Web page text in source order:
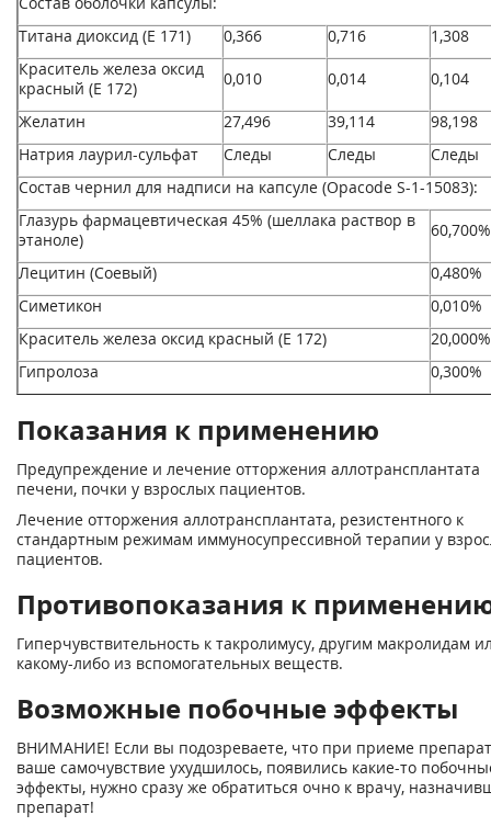
Титана диоксид (Е 171)
0,366 0,716
1,308
Краситель железа оксид
красный (Е 172)
0,010 0,014 0,104
Желатин 27,496 39,114
98,198
Натрия лаурил-сульфат
Следы Следы
Следы
Состав чернил для надписи на капсуле (Opacode S-1-15083):
Глазурь фармацевтическая 45% (шеллака раствор в
этаноле)
60,700%
Лецитин (Соевый)
0,480%
Симетикон
0,010%
Краситель железа оксид красный (Е 172)
20,000%
Гипролоза
0,300%
Показания к применению
Предупреждение и лечение отторжения аллотрансплантата
печени, почки у взрослых пациентов.
Лечение отторжения аллотрансплантата, резистентного к
стандартным режимам иммуносупрессивной терапии у
пациентов.
Противопоказания к
Гиперчувствительность к такролимусу, другим макролидам
какому-либо из вспомогательных веществ.
Возможные побочные эффекты
ВНИМАНИЕ! Если вы подозреваете, что при приеме
ваше самочувствие ухудшилось, появились какие-то
эффекты, нужно сразу же обратиться очно к врачу,
препарат!